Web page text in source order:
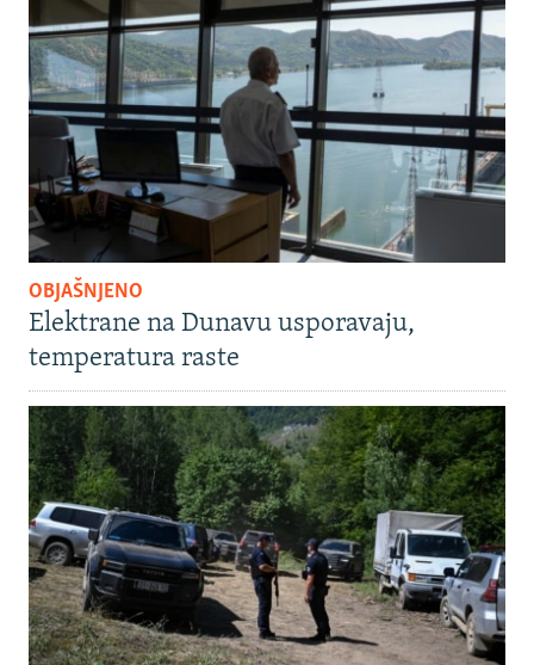
OBJAŠNJENO
Elektrane na Dunavu usporavaju,
temperatura raste